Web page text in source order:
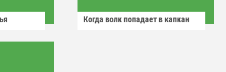
Когда волк попадает в капкан